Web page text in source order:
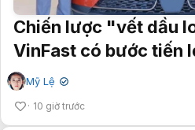
Chiến lược "vết dầu
VinFast có bước tiến
Mỹ Lệ ✔
10 giờ trước